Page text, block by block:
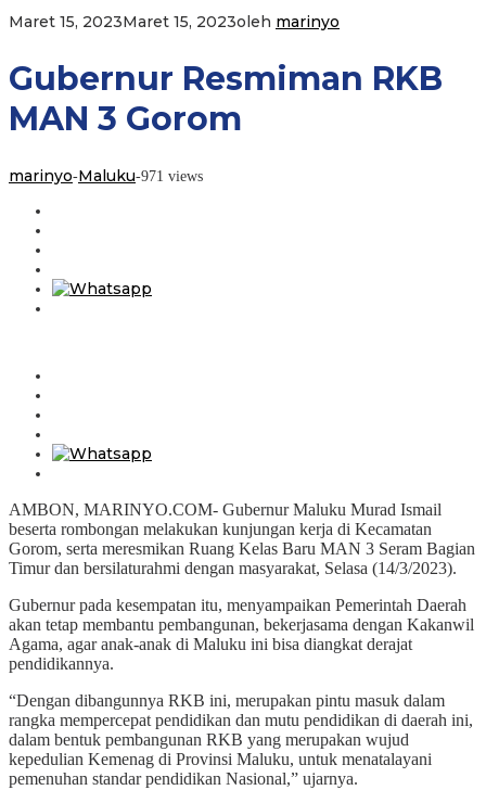
Maret 15, 2023Maret 15, 2023oleh marinyo
Gubernur Resmiman RKB
MAN 3 Gorom
marinyo-Maluku-971 views
AMBON, MARINYO.COM- Gubernur Maluku Murad Ismail
beserta rombongan melakukan kunjungan kerja di Kecamatan
Gorom, serta meresmikan Ruang Kelas Baru MAN 3 Seram Bagian
Timur dan bersilaturahmi dengan masyarakat, Selasa (14/3/2023).
Gubernur pada kesempatan itu, menyampaikan Pemerintah Daerah
akan tetap membantu pembangunan, bekerjasama dengan Kakanwil
Agama, agar anak-anak di Maluku ini bisa diangkat derajat
pendidikannya.
“Dengan dibangunnya RKB ini, merupakan pintu masuk dalam
rangka mempercepat pendidikan dan mutu pendidikan di daerah ini,
dalam bentuk pembangunan RKB yang merupakan wujud
kepedulian Kemenag di Provinsi Maluku, untuk menatalayani
pemenuhan standar pendidikan Nasional,” ujarnya.